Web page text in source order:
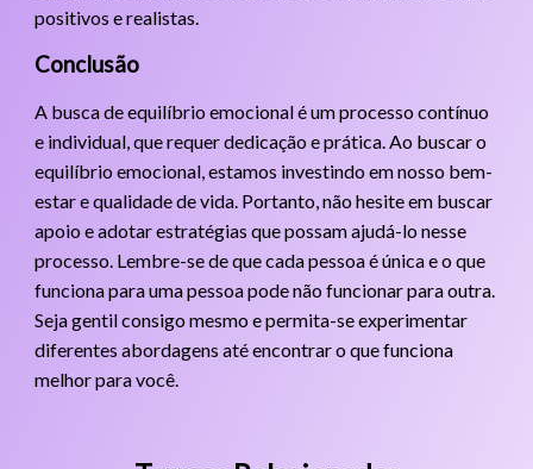
positivos e realistas.
Conclusão
A busca de equilíbrio emocional é um processo contínuo
e individual, que requer dedicação e prática. Ao buscar o
equilíbrio emocional, estamos investindo em nosso bem-
estar e qualidade de vida. Portanto, não hesite em buscar
apoio e adotar estratégias que possam ajudá-lo nesse
processo. Lembre-se de que cada pessoa é única e o que
funciona para uma pessoa pode não funcionar para outra.
Seja gentil consigo mesmo e permita-se experimentar
diferentes abordagens até encontrar o que funciona
melhor para você.